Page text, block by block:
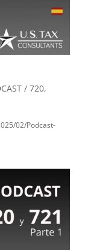
/ 720,
02/Podcast-